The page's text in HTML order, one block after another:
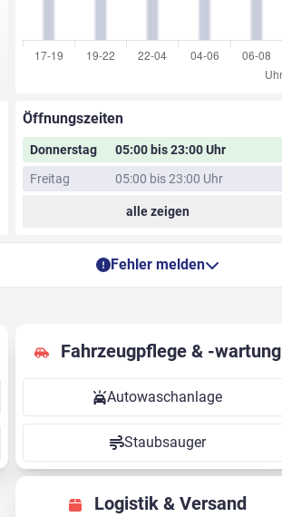
Öffnungszeiten
Donnerstag
05:00 bis 23:00 Uhr
Freitag
05:00 bis 23:00 Uhr
alle zeigen
Fehler melden
Fahrzeugpflege & -wartung
Autowaschanlage
Staubsauger
Logistik & Versand